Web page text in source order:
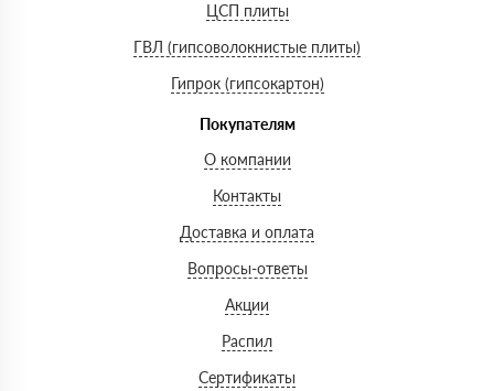
ЦСП плиты
ГВЛ (гипсоволокнистые плиты)
Гипрок (гипсокартон)
Покупателям
О компании
Контакты
Доставка и оплата
Вопросы-ответы
Акции
Распил
Сертификаты